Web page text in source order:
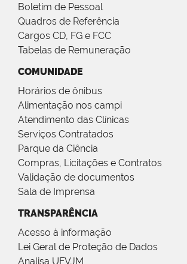
Boletim de Pessoal
Quadros de Referência
Cargos CD, FG e FCC
Tabelas de Remuneração
COMUNIDADE
Horários de ônibus
Alimentação nos campi
Atendimento das Clínicas
Serviços Contratados
Parque da Ciência
Compras, Licitações e Contratos
Validação de documentos
Sala de Imprensa
TRANSPARÊNCIA
Acesso à informação
Lei Geral de Proteção de Dados
Analisa UFVJM